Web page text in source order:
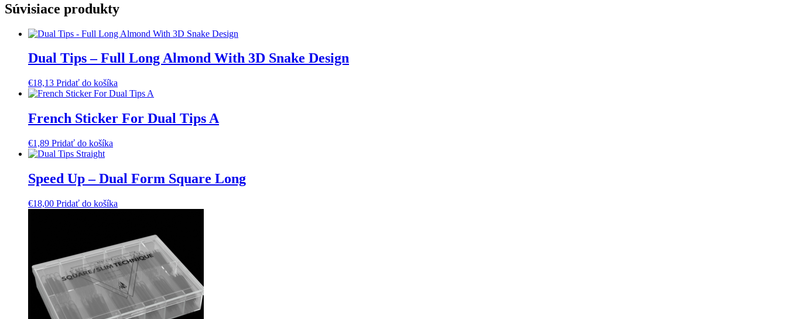
Súvisiace produkty
Dual Tips – Full Long Almond With 3D Snake Design
€18,13 Pridať do košíka
French Sticker For Dual Tips A
€1,89 Pridať do košíka
Speed Up – Dual Form Square Long
€18,00 Pridať do košíka